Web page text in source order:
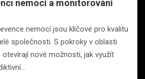
nemocí a monitorování
nemocí jsou klíčové pro kvalitu
společnosti. S pokroky v oblasti
nové možnosti, jak využít